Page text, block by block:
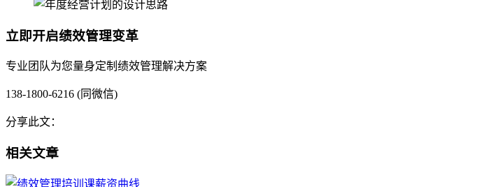
立即开启绩效管理变革
专业团队为您量身定制绩效管理解决方案
138-1800-6216 (同微信)
分享此文：
相关文章